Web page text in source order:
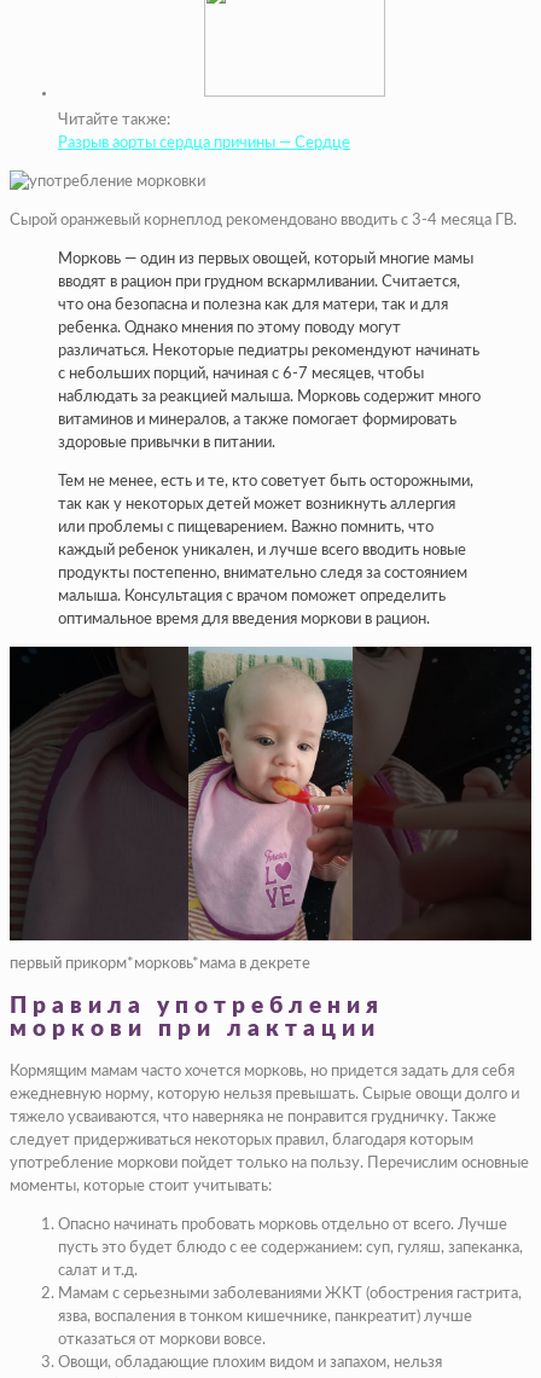
Читайте также:
Разрыв аорты сердца причины — Сердце
Сырой оранжевый корнеплод рекомендовано вводить с 3-4 месяца ГВ.
Морковь — один из первых овощей, который многие мамы
вводят в рацион при грудном вскармливании. Считается,
что она безопасна и полезна как для матери, так и для
ребенка. Однако мнения по этому поводу могут
различаться. Некоторые педиатры рекомендуют начинать
с небольших порций, начиная с 6-7 месяцев, чтобы
наблюдать за реакцией малыша. Морковь содержит много
витаминов и минералов, а также помогает формировать
здоровые привычки в питании.
Тем не менее, есть и те, кто советует быть осторожными,
так как у некоторых детей может возникнуть аллергия
или проблемы с пищеварением. Важно помнить, что
каждый ребенок уникален, и лучше всего вводить новые
продукты постепенно, внимательно следя за состоянием
малыша. Консультация с врачом поможет определить
оптимальное время для введения моркови в рацион.
первый прикорм*морковь*мама в декрете
Правила употребления
моркови при лактации
Кормящим мамам часто хочется морковь, но придется задать для себя
ежедневную норму, которую нельзя превышать. Сырые овощи долго и
тяжело усваиваются, что наверняка не понравится грудничку. Также
следует придерживаться некоторых правил, благодаря которым
употребление моркови пойдет только на пользу. Перечислим основные
моменты, которые стоит учитывать:
Опасно начинать пробовать морковь отдельно от всего. Лучше
пусть это будет блюдо с ее содержанием: суп, гуляш, запеканка,
салат и т.д.
Мамам с серьезными заболеваниями ЖКТ (обострения гастрита,
язва, воспаления в тонком кишечнике, панкреатит) лучше
отказаться от моркови вовсе.
Овощи, обладающие плохим видом и запахом, нельзя